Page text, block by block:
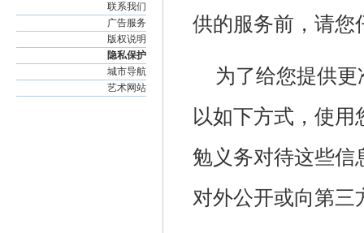
联系我们
广告服务
版权说明
隐私保护
城市导航
艺术网站
供的服务前，请您
为了给您提供
以如下方式，使
勉义务对待这些信
对外公开或向第三